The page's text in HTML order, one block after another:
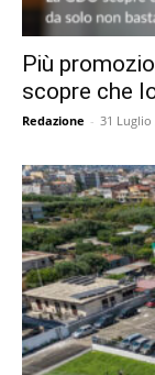
Più
scopre che
Redazione - 31 Luglio